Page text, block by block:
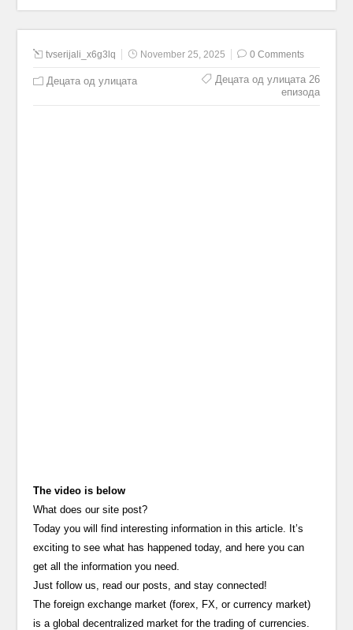
tvserijali_x6g3lq November 25, 2025 0 Comments
Децата од улицата
Децата од улицата 26
епизода
The video is below
What does our site post?
Today you will find interesting information in this article. It’s
exciting to see what has happened today, and here you can
get all the information you need.
Just follow us, read our posts, and stay connected!
The foreign exchange market (forex, FX, or currency market)
is a global decentralized market for the trading of currencies.